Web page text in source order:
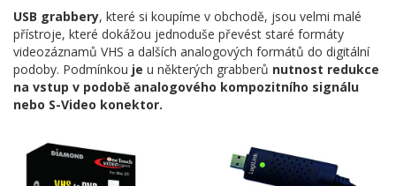
USB grabbery, které si koupíme v obchodě, jsou velmi malé
přístroje, které dokážou jednoduše převést staré formáty
videozáznamů VHS a dalších analogových formátů do digitální
podoby. Podmínkou je u některých grabberů nutnost redukce
na vstup v podobě analogového kompozitního signálu
nebo S-Video konektor.